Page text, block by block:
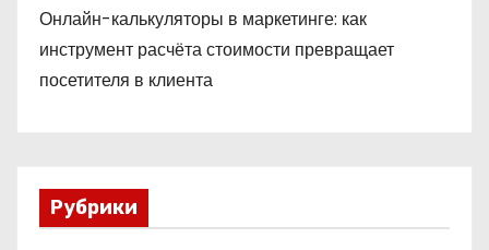
Онлайн-калькуляторы в маркетинге: как
инструмент расчёта стоимости превращает
посетителя в клиента
Рубрики